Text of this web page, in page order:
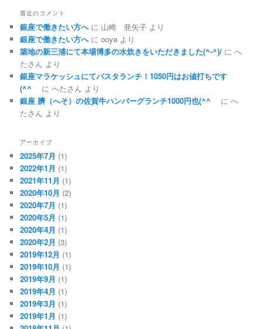
最近のコメント
銀座で働きたい方へに 山崎 亜矢子 より
銀座で働きたい方へにooya より
築地の新三浦にて本場博多の水炊きをいただきました(^-^)/ にへ
たさん より
銀座マラケッシュにてパスタランチ！1050円はお値打ちです
(^^ゞ
にへたさん より
銀座 臍（へそ）の佐賀牛ハンバーグランチ1000円也(^^ゞ
にへ
たさん より
アーカイブ
2025年7月 (1)
2022年1月 (1)
2021年11月 (1)
2020年10月 (2)
2020年7月 (1)
2020年5月 (1)
2020年4月 (1)
2020年2月 (3)
2019年12月 (1)
2019年10月 (1)
2019年9月 (1)
2019年4月 (1)
2019年3月 (1)
2019年1月 (1)